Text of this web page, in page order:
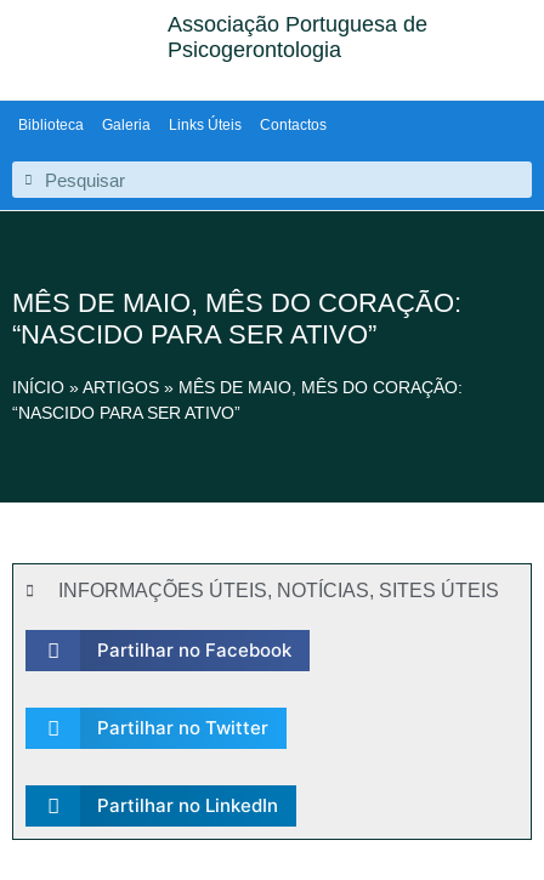
Associação Portuguesa de
Psicogerontologia
Biblioteca Galeria Links Úteis Contactos
MÊS DE MAIO, MÊS DO CORAÇÃO:
“NASCIDO PARA SER ATIVO”
INÍCIO »ARTIGOS » MÊS DE MAIO, MÊS DO CORAÇÃO:
“NASCIDO PARA SER ATIVO”
INFORMAÇÕES ÚTEIS, NOTÍCIAS, SITES ÚTEIS
Partilhar no Facebook
Partilhar no Twitter
Partilhar no LinkedIn